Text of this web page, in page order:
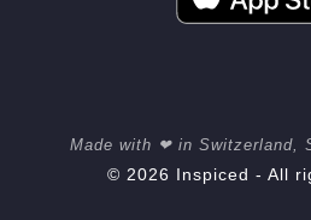
Made with ❤ in Switzerland,
© 2026 Inspiced - All